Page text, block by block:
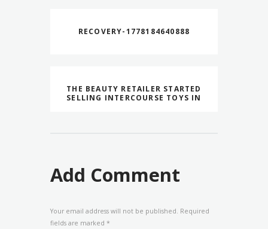
RECOVERY-1778184640888
THE BEAUTY RETAILER STARTED
SELLING INTERCOURSE TOYS IN
Add Comment
Your email address will not be published. Required
fields are marked *